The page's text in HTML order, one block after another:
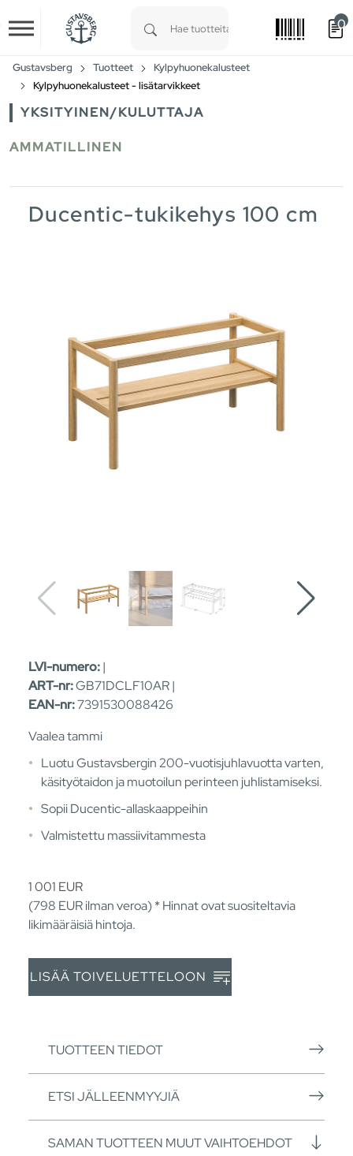
Skip to main content
0
Gustavsberg Tuotteet
Kylpyhuonekalusteet
Kylpyhuonekalusteet - lisätarvikkeet
YKSITYINEN/KULUTTAJA
AMMATILLINEN
Ducentic-tukikehys 100 cm
LVI-numero:|
ART-nr:GB71DCLF10AR |
EAN-nr:7391530088426
Vaalea tammi
Luotu Gustavsbergin 200-vuotisjuhlavuotta varten,
käsityötaidon ja muotoilun perinteen juhlistamiseksi.
Sopii Ducentic-allaskaappeihin
Valmistettu massiivitammesta
1 001 EUR
(798 EURilman veroa) * Hinnat ovat suositeltavia
likimääräisiä hintoja.
LISÄÄ TOIVELUETTELOON
TUOTTEEN TIEDOT
ETSI JÄLLEENMYYJIÄ
SAMAN TUOTTEEN MUUT VAIHTOEHDOT